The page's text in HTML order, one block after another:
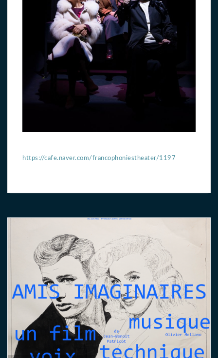
https://cafe.naver.com/francophoniestheater/1197